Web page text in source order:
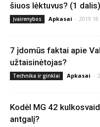
šiuos lėktuvus? (1 dalis)
Įvairenybės Apkasai - 2019
7 įdomūs faktai apie
užtaisinėtojas?
Technika ir ginklai Apkasai -
Kodėl MG 42
antgalį?